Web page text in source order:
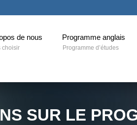
de nous
choisir
Programme anglais
Programme d’études
SUR LE